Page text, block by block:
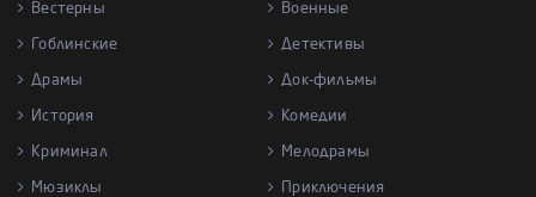
Вестерны Военные
Гоблинские Детективы
Драмы Док-фильмы
История Комедии
Криминал Мелодрамы
Мюзиклы Приключения